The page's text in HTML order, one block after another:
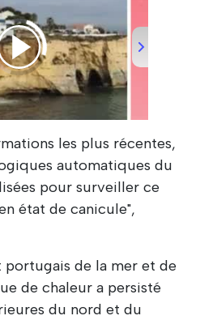
les plus récentes,
automatiques du
pour surveiller ce
état de canicule",
portugais de la mer et de
de chaleur a persisté
du nord et du